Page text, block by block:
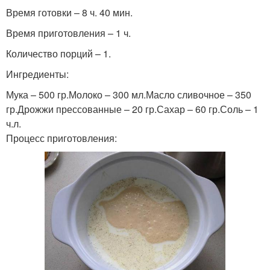
Время готовки – 8 ч. 40 мин.
Время приготовления – 1 ч.
Количество порций – 1.
Ингредиенты:
Мука – 500 гр.Молоко – 300 мл.Масло сливочное – 350
гр.Дрожжи прессованные – 20 гр.Сахар – 60 гр.Соль – 1
ч.л.
Процесс приготовления: